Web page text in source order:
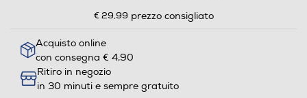
€ 29,99 prezzo consigliato
Acquisto online
con consegna € 4,90
Ritiro in negozio
in 30 minuti e sempre gratuito